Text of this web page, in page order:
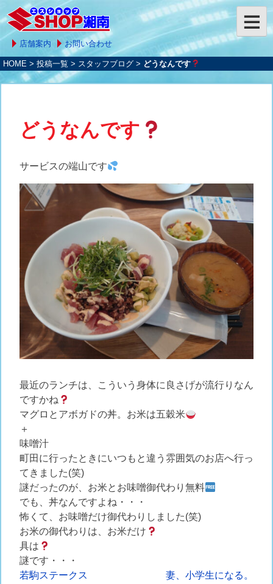
店舗案内 お問い合わせ
HOME > 投稿一覧 > スタッフブログ > どうなんです
どうなんです
サービスの端山です
最近のランチは、こういう身体に良さげが流行りなん
ですかね
マグロとアボガドの丼。お米は五穀米
＋
味噌汁
町田に行ったときにいつもと違う雰囲気のお店へ行っ
てきました(笑)
謎だったのが、お米とお味噌御代わり無料
でも、丼なんですよね・・・
怖くて、お味噌だけ御代わりしました(笑)
お米の御代わりは、お米だけ
具は
謎です・・・
投
若駒ステークス 妻、小学生になる。